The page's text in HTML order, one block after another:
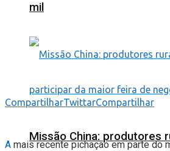
mil
Missão China: produtores
CompartilharTwittarCompartilhar
A mais recente pichação em parte do